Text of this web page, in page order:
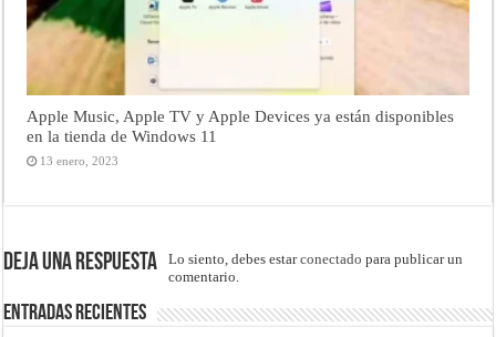
Apple Music, Apple TV y Apple Devices ya están disponibles
en la tienda de Windows 11
13 enero, 2023
Deja una respuesta Lo siento, debes estarconectado para publicar un
comentario.
Entradas recientes